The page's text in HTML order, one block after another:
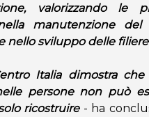
valorizzando le
manutenzione
nello sviluppo delle
Italia dimostra
persone non può
ricostruire- ha